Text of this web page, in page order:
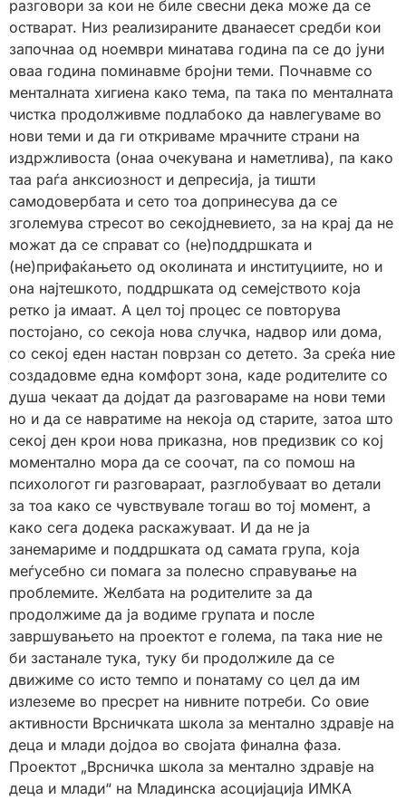
разговори за кои не биле свесни дека може да се
остварат. Низ реализираните дванаесет средби кои
започнаа од ноември минатава година па се до јуни
оваа година поминавме бројни теми. Почнавме со
менталната хигиена како тема, па така по менталната
чистка продолживме подлабоко да навлегуваме во
нови теми и да ги откриваме мрачните страни на
издржливоста (онаа очекувана и наметлива), па како
таа раѓа анксиозност и депресија, ја тишти
самодовербата и сето тоа допринесува да се
зголемува стресот во секојдневието, за на крај да не
можат да се справат со (не)поддршката и
(не)прифаќањето од околината и институциите, но и
она најтешкото, поддршката од семејството која
ретко ја имаат. А цел тој процес се повторува
постојано, со секоја нова случка, надвор или дома,
со секој еден настан поврзан со детето. За среќа ние
создадовме една комфорт зона, каде родителите со
душа чекаат да дојдат да разговараме на нови теми
но и да се навратиме на некоја од старите, затоа што
секој ден крои нова приказна, нов предизвик со кој
моментално мора да се соочат, па со помош на
психологот ги разговараат, разглобуваат во детали
за тоа како се чувствувале тогаш во тој момент, а
како сега додека раскажуваат. И да не ја
занемариме и поддршката од самата група, која
меѓусебно си помага за полесно справување на
проблемите. Желбата на родителите за да
продолжиме да ја водиме групата и после
завршувањето на проектот е голема, па така ние не
би застанале тука, туку би продолжиле да се
движиме со исто темпо и понатаму со цел да им
излеземе во пресрет на нивните потреби. Со овие
активности Врсничката школа за ментално здравје на
деца и млади дојдоа во својата финална фаза.
Проектот „Врсничка школа за ментално здравје на
деца и млади“ на Младинска асоцијација ИМКА